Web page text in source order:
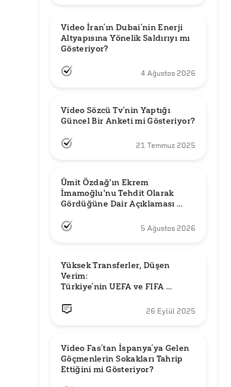
Video İran’ın Dubai’nin Enerji
Altyapısına Yönelik Saldırıyı mı
Gösteriyor?
4 Ağustos 2026
Video Sözcü Tv’nin Yaptığı
Güncel Bir Anketi mi Gösteriyor?
21 Temmuz 2025
Ümit Özdağ'ın Ekrem
İmamoğlu'nu Tehdit Olarak
Gördüğüne Dair Açıklaması
5 Ağustos 2026
Yüksek Transferler, Düşen
Verim:
Türkiye’nin UEFA ve FIFA
26 Eylül 2025
Video Fas’tan İspanya’ya Gelen
Göçmenlerin Sokakları Tahrip
Ettiğini mi Gösteriyor?